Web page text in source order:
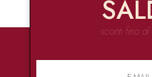
sconti fino al